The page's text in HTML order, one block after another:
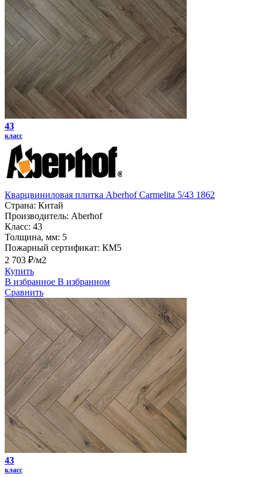
43
класс
Кварцвиниловая плитка Aberhof Carmelita 5/43 1862
Страна: Китай
Производитель: Aberhof
Класс: 43
Толщина, мм: 5
Пожарный сертификат: КМ5
2 703 ₽/м2
Купить
В избранное В избранном
Сравнить
43
класс